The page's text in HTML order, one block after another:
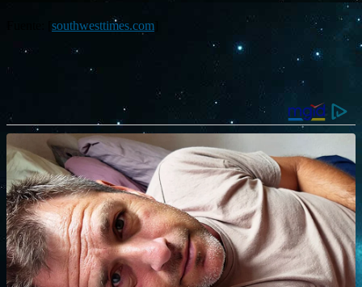
southwesttimes.com